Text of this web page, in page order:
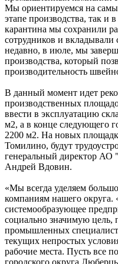
Мы ориентируемся на
этапе производства, так и
карантина мы сохранили
сотрудников и вкладывали
недавно, в июле, мы
производства, который
производительность
В данный момент идет
производственных
ввести в эксплуатацию
м2, а в конце следующего
2200 м2. На новых
Томилино, будут
генеральный директор
Андрей Вдовин.
«Мы всегда уделяем
компаниям нашего округа.
системообразующее
социально значимую цель,
промышленных
текущих непростых
рабочие места. Пусть все
городского округа